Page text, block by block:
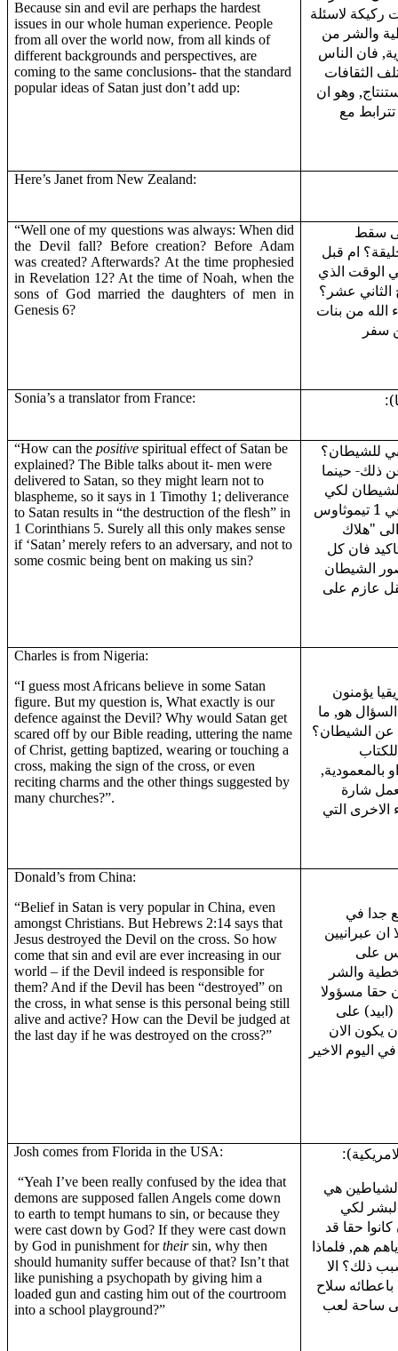
Because sin and evil are perhaps the hardest
issues in our whole human experience. People
from all over the world now, from all kinds of
different backgrounds and perspectives, are
coming to the same conclusions- that the standard
popular ideas of Satan just don’t add up:
ركيكة لاسئلة
والشر من
فان الناس
الثقافات
وهو ان
مع
Here’s Janet from New Zealand:
“Well one of my questions was always: When did
the Devil fall? Before creation? Before Adam
was created? Afterwards? At the time prophesied
in Revelation 12? At the time of Noah, when the
sons of God married the daughters of men in
Genesis 6?
سقط
ام قبل
الوقت الذي
الثاني عشر؟
الله من بنات
سفر
Sonia’s a translator from France:
“How can thepositivespiritual effect of Satan be
explained? The Bible talks about it- men were
delivered to Satan, so they might learn not to
blaspheme, so it says in 1 Timothy 1; deliverance
to Satan results in “the destruction of the flesh” in
1 Corinthians 5. Surely all this only makes sense
if ‘Satan’ merely refers to an adversary, and not to
some cosmic being bent on making us sin?
للشيطان؟
ذلك- حينما
لكي
يتعلموا ان لا يجدفوا, كما يقول في 1 تيموثاوس
"هلاك
5. وبالتاكيد فان كل
الشيطان
عازم على
Charles is from Nigeria:
“I guess most Africans believe in some Satan
figure. But my question is, What exactly is our
defence against the Devil? Why would Satan get
scared off by our Bible reading, uttering the name
of Christ, getting baptized, wearing or touching a
cross, making the sign of the cross, or even
reciting charms and the other things suggested by
many churches?”.
يؤمنون
هو, ما
عن الشيطان؟
شارة
الاخرى التي
Donald’s from China:
“Belief in Satan is very popular in China, even
amongst Christians. But Hebrews 2:14 says that
Jesus destroyed the Devil on the cross. So how
come that sin and evil are ever increasing in our
world – if the Devil indeed is responsible for
them? And if the Devil has been “destroyed” on
the cross, in what sense is this personal being still
alive and active? How can the Devil be judged at
the last day if he was destroyed on the cross?”
جدا في
عبرانيين
على
والشر
حقا مسؤولا
على
الان
اليوم الاخير
Josh comes from Florida in the USA:
“Yeah I’ve been really confused by the idea that
demons are supposed fallen Angels come down
to earth to tempt humans to sin, or because they
were cast down by God? If they were cast down
by God in punishment fortheirsin, why then
should humanity suffer because of that? Isn’t that
like punishing a psychopath by giving him a
loaded gun and casting him out of the courtroom
into a school playground?”
هي
لكي
حقا قد
هم, فلماذا
ذلك؟ الا
سلاح
ساحة لعب